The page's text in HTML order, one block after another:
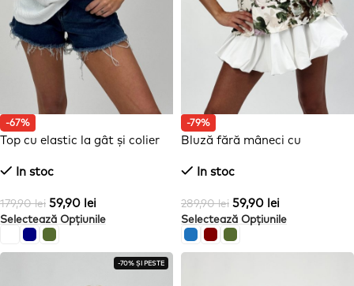
-67%
Top cu elastic la gât și colier
In stoc
179,90lei 59,90 lei
Selectează Opțiunile
-79%
Bluză fără mâneci cu
spateIn stoc
289,90lei 59,90 lei
Selectează Opțiunile
-70% ȘI PESTE